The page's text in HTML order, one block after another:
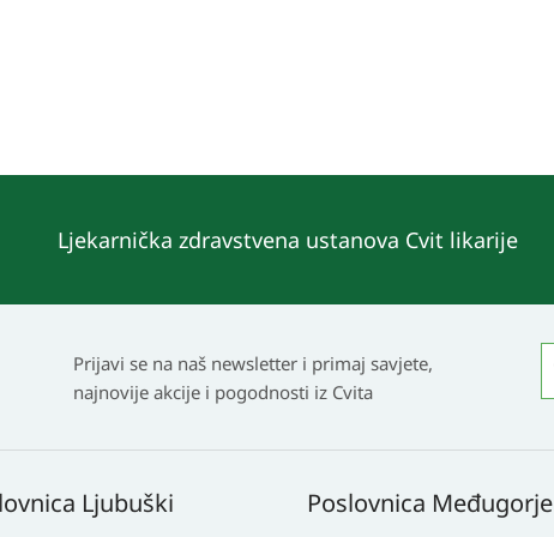
Ljekarnička zdravstvena ustanova Cvit likarije
Prijavi se na naš newsletter i primaj savjete,
najnovije akcije i pogodnosti iz Cvita
Ljubuški Poslovnica Međugorje